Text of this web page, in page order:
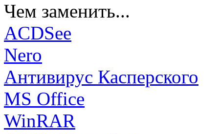
Чем заменить...
ACDSee
Nero
Антивирус Касперского
MS Office
WinRAR